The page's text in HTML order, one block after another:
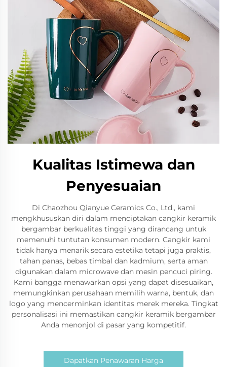
Kualitas Istimewa dan
Penyesuaian
Di Chaozhou Qianyue Ceramics Co., Ltd., kami
mengkhususkan diri dalam menciptakan cangkir keramik
bergambar berkualitas tinggi yang dirancang untuk
memenuhi tuntutan konsumen modern. Cangkir kami
tidak hanya menarik secara estetika tetapi juga praktis,
tahan panas, bebas timbal dan kadmium, serta aman
digunakan dalam microwave dan mesin pencuci piring.
Kami bangga menawarkan opsi yang dapat disesuaikan,
memungkinkan perusahaan memilih warna, bentuk, dan
logo yang mencerminkan identitas merek mereka. Tingkat
personalisasi ini memastikan cangkir keramik bergambar
Anda menonjol di pasar yang kompetitif.
Dapatkan Penawaran Harga